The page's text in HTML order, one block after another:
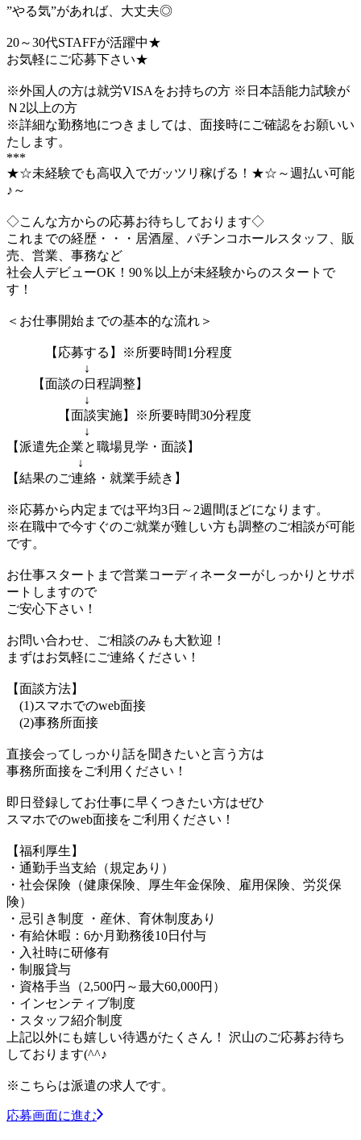
”やる気”があれば、大丈夫◎
20～30代STAFFが活躍中★
お気軽にご応募下さい★
※外国人の方は就労VISAをお持ちの方 ※日本語能力試験が
Ｎ2以上の方
※詳細な勤務地につきましては、面接時にご確認をお願いい
たします。
***
★☆未経験でも高収入でガッツリ稼げる！★☆～週払い可能
♪～
◇こんな方からの応募お待ちしております◇
これまでの経歴・・・居酒屋、パチンコホールスタッフ、販
売、営業、事務など
社会人デビューOK！90％以上が未経験からのスタートで
す！
＜お仕事開始までの基本的な流れ＞
【応募する】※所要時間1分程度
↓
【面談の日程調整】
↓
【面談実施】※所要時間30分程度
↓
【派遣先企業と職場見学・面談】
↓
【結果のご連絡・就業手続き】
※応募から内定までは平均3日～2週間ほどになります。
※在職中で今すぐのご就業が難しい方も調整のご相談が可能
です。
お仕事スタートまで営業コーディネーターがしっかりとサポ
ートしますので
ご安心下さい！
お問い合わせ、ご相談のみも大歓迎！
まずはお気軽にご連絡ください！
【面談方法】
(1)スマホでのweb面接
(2)事務所面接
直接会ってしっかり話を聞きたいと言う方は
事務所面接をご利用ください！
即日登録してお仕事に早くつきたい方はぜひ
スマホでのweb面接をご利用ください！
【福利厚生】
・通勤手当支給（規定あり）
・社会保険（健康保険、厚生年金保険、雇用保険、労災保
険）
・忌引き制度 ・産休、育休制度あり
・有給休暇：6か月勤務後10日付与
・入社時に研修有
・制服貸与
・資格手当（2,500円～最大60,000円）
・インセンティブ制度
・スタッフ紹介制度
上記以外にも嬉しい待遇がたくさん！ 沢山のご応募お待ち
しております(^^♪
※こちらは派遣の求人です。
応募画面に進む